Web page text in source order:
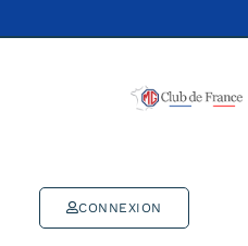
CONNEXION